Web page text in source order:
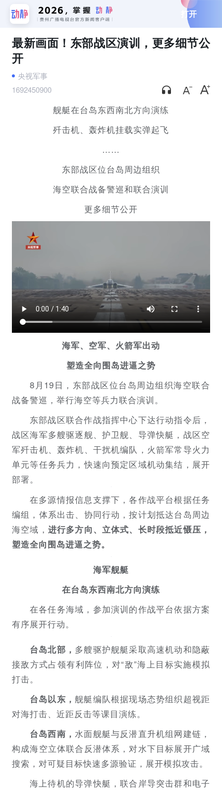
打开
最新画面！东部战区演训，更多细节公
开
央视军事
1692450900
舰艇在台岛东西南北方向演练
歼击机、轰炸机挂载实弹起飞
……
东部战区位台岛周边组织
海空联合战备警巡和联合演训
更多细节公开
海军、空军、火箭军出动
塑造全向围岛进逼之势
8月19日，东部战区位台岛周边组织海空联合
战备警巡，举行海空等兵力联合演训。
东部战区联合作战指挥中心下达行动指令后，
战区海军多艘驱逐舰、护卫舰、导弹快艇，战区空
军歼击机、轰炸机、干扰机编队，火箭军常导火力
单元等任务兵力，快速向预定区域机动集结，展开
部署。
在多源情报信息支撑下，各作战平台根据任务
编组，体系出击、协同行动，按计划抵达台岛周边
海空域， 进行多方向、立体式、长时段抵近慑压，
塑造全向围岛进逼之势。
海军舰艇
在台岛东西南北方向演练
在各任务海域，参加演训的作战平台依据方案
有序展开行动。
台岛北部， 多艘驱护舰艇采取高速机动和隐蔽
接敌方式占领有利阵位，对“敌”海上目标实施模拟
打击。
台岛以东，舰艇编队根据现场态势组织超视距
对海打击、近距反击等课目演练。
台岛西南，水面舰艇与反潜直升机组网建链，
构成海空立体联合反潜体系，对水下目标展开广域
搜索，对可疑目标快速多源验证，展开模拟攻击。
海上待机的导弹快艇，联合岸导突击群和电子